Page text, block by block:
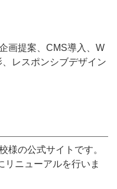
画提案、CMS導入、W
レスポンシブデザイン
様の公式サイトです。
リニューアルを行いま